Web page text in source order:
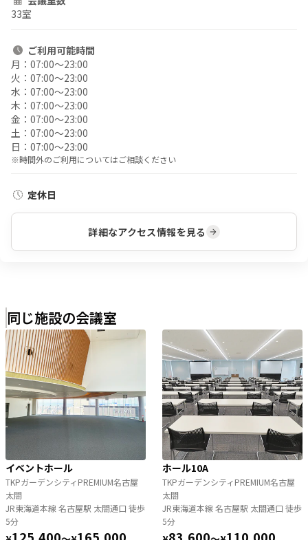
33室
ご利用可能時間
月： 07:00〜23:00
火： 07:00〜23:00
水： 07:00〜23:00
木： 07:00〜23:00
金： 07:00〜23:00
土： 07:00〜23:00
日： 07:00〜23:00
※時間外のご利用についてはご相談ください
定休日
詳細なアクセス情報を見る
同じ施設の会議室
イベントホール
TKPガーデンシティPREMIUM名古屋
太閤
JR東海道本線 名古屋駅 太閤通口 徒歩
5分
ホール10A
TKPガーデンシティPREMIUM名古屋
太閤
JR東海道本線 名古屋駅 太閤通口 徒歩
5分